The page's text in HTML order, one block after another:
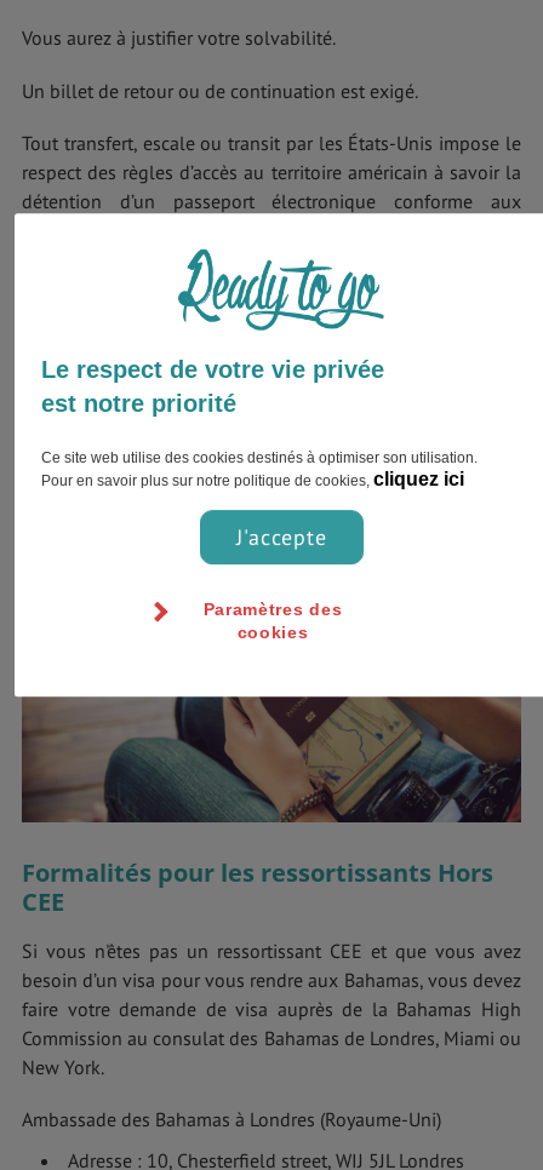
Vous aurez à justifier votre solvabilité.
Un billet de retour ou de continuation est exigé.
Tout transfert, escale ou transit par les États-Unis impose le
respect des règles d’accès au territoire américain à savoir la
détention d’un passeport électronique conforme aux
votre date d’arrivée aux Bahamas. Vous devez aussi avoir
l'autorisation électronique de voyage ESTA.
Unis
Pour savoir si vous avez besoin ou non d'un visa pour vous
rendre aux Bahamas, cliquez ici.
Formalités pour les ressortissants Hors
CEE
Si vous n'êtes pas un ressortissant CEE et que vous avez
besoin d’un visa pour vous rendre aux Bahamas, vous devez
faire votre demande de visa auprès de la Bahamas High
Commission au consulat des Bahamas de Londres, Miami ou
New York.
Ambassade des Bahamas à Londres (Royaume-Uni)
Adresse : 10, Chesterfield street, WIJ 5JL Londres
Le respect de votre vie privée
est notre priorité
Ce site web utilise des cookies destinés à optimiser son utilisation.
Pour en savoir plus sur notre politique de cookies, cliquez ici
J'accepte
Paramètres des
cookies